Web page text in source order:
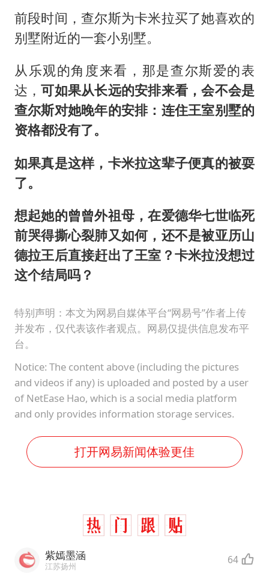
前段时间，查尔斯为卡米拉买了她喜欢的
别墅附近的一套小别墅。
从乐观的角度来看，那是查尔斯爱的表
达，可如果从长远的安排来看，会不会是
查尔斯对她晚年的安排：连住王室别墅的
资格都没有了。
如果真是这样，卡米拉这辈子便真的被耍
了。
想起她的曾曾外祖母，在爱德华七世临死
前哭得撕心裂肺又如何，还不是被亚历山
德拉王后直接赶出了王室？卡米拉没想过
这个结局吗？
特别声明：本文为网易自媒体平台“网易号”作者上传
并发布，仅代表该作者观点。网易仅提供信息发布平
台。
Notice: The content above (including the pictures
and videos if any) is uploaded and posted by a user
of NetEase Hao, which is a social media platform
and only provides information storage services.
打开网易新闻体验更佳
紫嫣墨涵
江苏扬州 64